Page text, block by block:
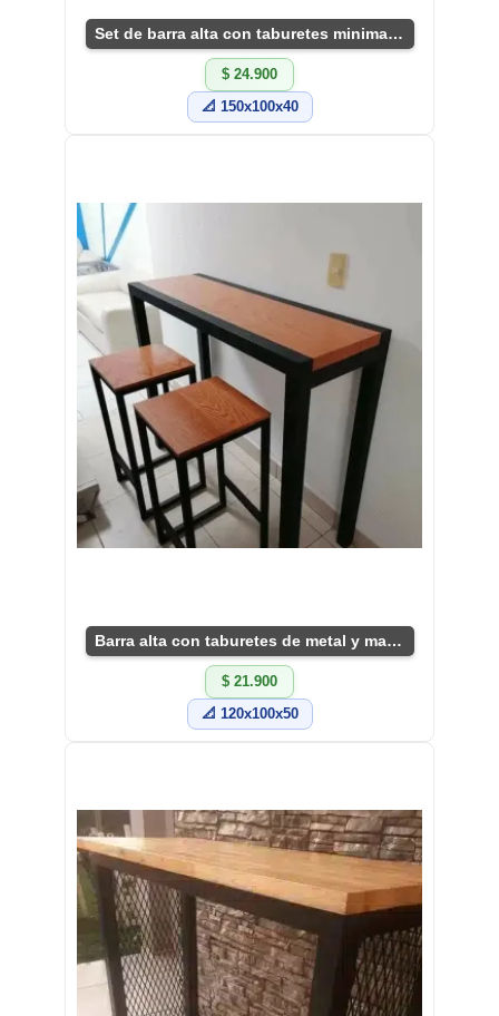
Set de barra alta con taburetes minimalistas
$ 24.900
📐 150x100x40
Barra alta con taburetes de metal y madera robusta
$ 21.900
📐 120x100x50